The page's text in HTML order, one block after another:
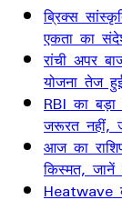
ब्रिक्स
एकता का
रांची अपर
योजना तेज
RBI का
जरूरत नहीं,
आज का
किस्मत,
Heatwave